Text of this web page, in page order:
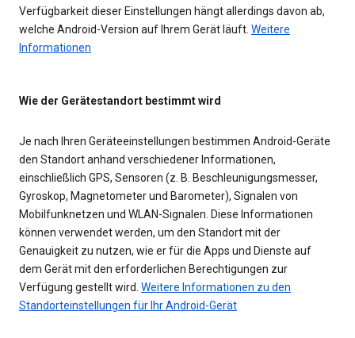
Verfügbarkeit dieser Einstellungen hängt allerdings davon ab,
welche Android-Version auf Ihrem Gerät läuft. Weitere
Informationen
Wie der Gerätestandort bestimmt wird
Je nach Ihren Geräteeinstellungen bestimmen Android-Geräte
den Standort anhand verschiedener Informationen,
einschließlich GPS, Sensoren (z. B. Beschleunigungsmesser,
Gyroskop, Magnetometer und Barometer), Signalen von
Mobilfunknetzen und WLAN-Signalen. Diese Informationen
können verwendet werden, um den Standort mit der
Genauigkeit zu nutzen, wie er für die Apps und Dienste auf
dem Gerät mit den erforderlichen Berechtigungen zur
Verfügung gestellt wird. Weitere Informationen zu den
Standorteinstellungen für Ihr Android-Gerät